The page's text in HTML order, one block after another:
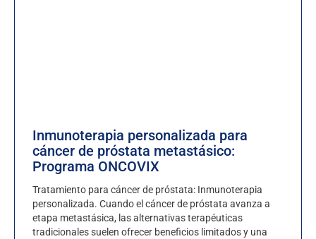
Inmunoterapia personalizada para
cáncer de próstata metastásico:
Programa ONCOVIX
Tratamiento para cáncer de próstata: Inmunoterapia
personalizada. Cuando el cáncer de próstata avanza a
etapa metastásica, las alternativas terapéuticas
tradicionales suelen ofrecer beneficios limitados y una